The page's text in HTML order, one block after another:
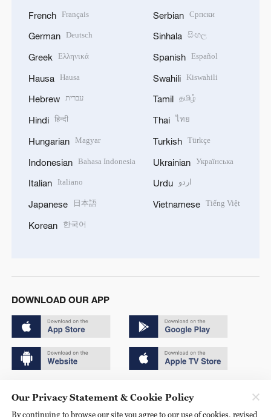
French Français
German Deutsch
Greek Ελληνικά
Hausa Hausa
Hebrew עברית
Hindi हिन्दी
Hungarian Magyar
Indonesian Bahasa Indonesia
Italian Italiano
Japanese 日本語
Korean 한국어
Serbian Српски
Sinhala සිංහල
Spanish Español
Swahili Kiswahili
Tamil தமிழ்
Thai ไทย
Turkish Türkçe
Ukrainian Українська
Urdu اردو
Vietnamese Tiếng Việt
DOWNLOAD OUR APP
京ICP备20000184号
Our Privacy Statement & Cookie Policy
By continuing to browse our site you agree to our use of cookies, revised